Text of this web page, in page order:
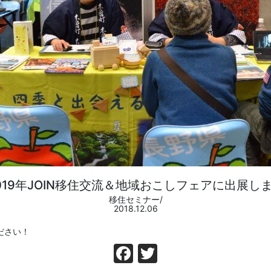
年JOIN移住交流＆地域おこしフェアに出展し
移住セミナー/
2018.12.06
い！
Facebook